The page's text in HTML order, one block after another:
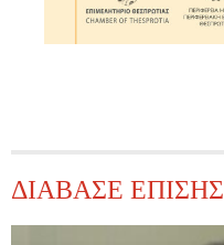
ΔΙΑΒΑΣΕ ΕΠΙΣΗΣ